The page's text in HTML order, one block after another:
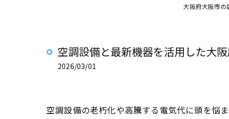
大阪府大阪市の
空調設備と最新機器を活用した大
2026/03/01
空調設備の老朽化や高騰する電気代に頭を悩